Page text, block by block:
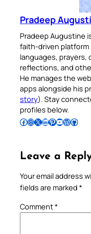
Pradeep
Pradeep Augustine
faith-driven platform
languages, prayers,
reflections, and
He manages the
apps alongside his
story). Stay
profiles below.
Follow Pradeep on Facebook Follow Pradeep on InstagramFollow Pradeep on X Follow Pradeep on LinkedIn Follow Pradeep on Pinterest Subscribe to Pradeep’s Youtube Channel Follow Pradeep on WordPress Follow Pradeep on GitHub
Leave a
Your email address
fields are marked *
Comment*